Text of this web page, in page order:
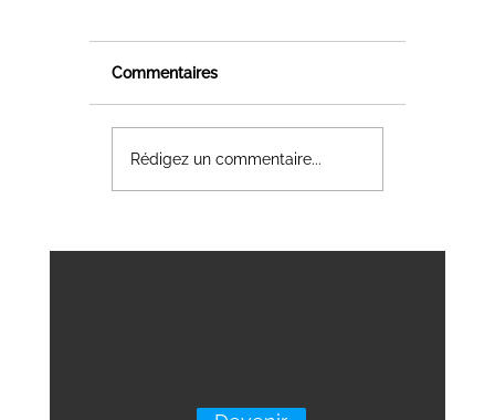
Commentaires
Rédigez un commentaire...